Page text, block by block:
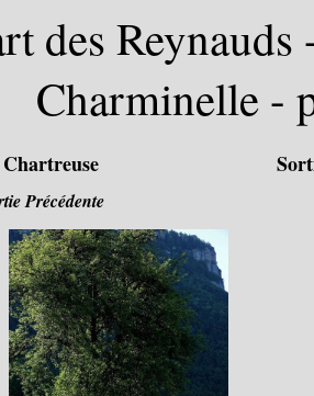
des
Charminelle -
Chartreuse
Précédente